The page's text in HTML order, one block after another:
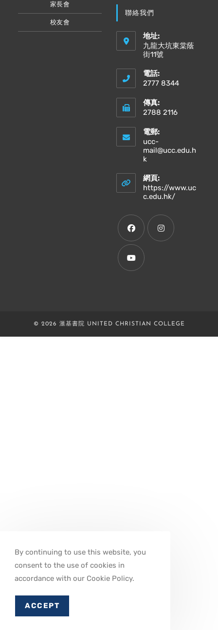
家長會
校友會
聯絡我們
地址:
九龍大坑東棠蔭
街11號
電話:
2777 8344
傳真:
2788 2116
電郵:
ucc-
mail@ucc.edu.h
k
your
application
網頁:
https://www.uc
c.edu.hk/Opens
Opens
in
tab
© 2026 滙基書院 UNITED CHRISTIAN COLLEGE
By continuing to use this website, you
consent to the use of cookies in
accordance with our Cookie Policy.
ACCEPT